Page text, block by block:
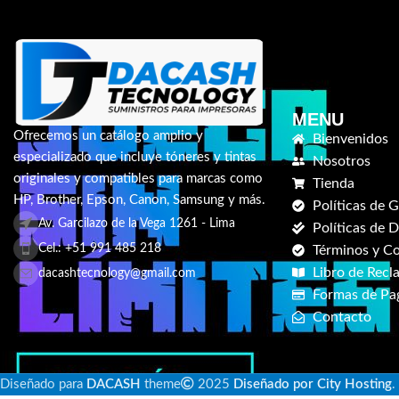
Ofrecemos un catálogo amplio y
especializado que incluye tóneres y tintas
originales y compatibles para marcas como
HP, Brother, Epson, Canon, Samsung y más.
Av. Garcilazo de la Vega 1261 - Lima
Cel.: +51 991 485 218
dacashtecnology@gmail.com
MENU
Bienvenidos
Nosotros
Tienda
Políticas de
Políticas de
Términos y
Libro de
Formas de
Contacto
Diseñado para DACASH theme 2025 Diseñado por City Hosting.